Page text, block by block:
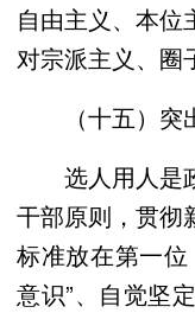
自由主义、本位
对宗派主义、圈
（十五）突
选人用人是
干部原则，贯彻
标准放在第一
意识”、自觉坚